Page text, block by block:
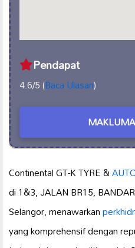
Pendapat
4.6/5 (Baca Ulasan)
Continental GT-K TYRE &
di 1&3, JALAN BR15,
Selangor, menawarkan
yang komprehensif dengan